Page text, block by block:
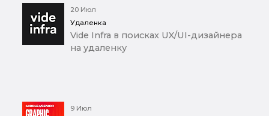
20 Июл
Удаленка
Vide Infra в поисках UX/UI-дизайнера
на удаленку
9 Июл